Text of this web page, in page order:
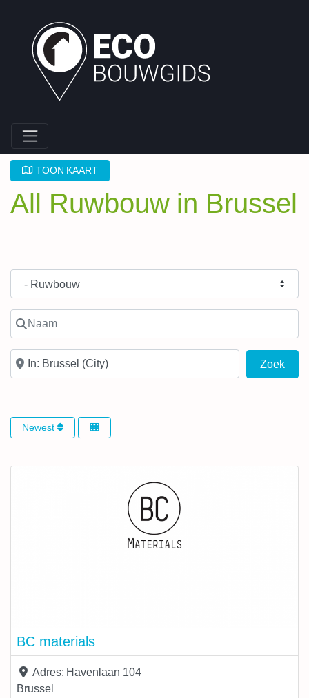
TOON KAART
All Ruwbouw in Brussel
Naam
In de buurt van
ZoekZoek
Newest
BC materials
Adres: Havenlaan 104
Brussel